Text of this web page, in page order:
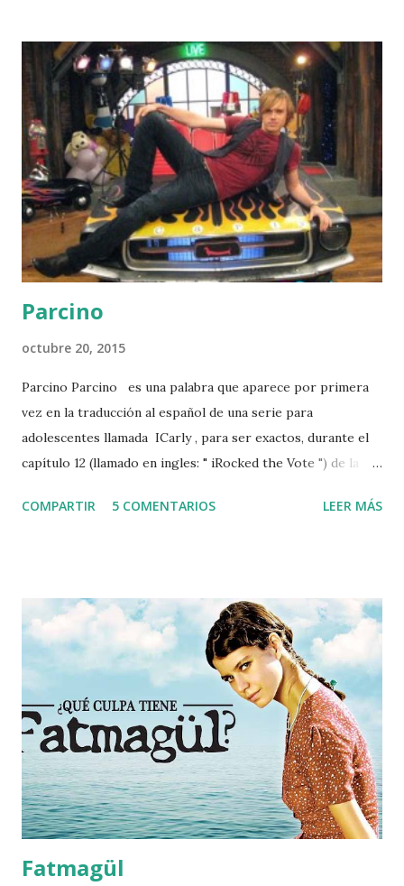
resultando en el conocido " klk ". Aunque su uso es
principalmente para saludarse entre amigos, en la
actualidad las siglas " KLK ", también se emplean para
remarcar la falta de claridad de los argumentos de otra
persona: "¿ klk que dice ?". Otro significado de las siglas "
KLK " es cuando se usa como adjetivo, ejemplo " Klk José (y
el nombre de alguien) ", viene a ...
Parcino
octubre 20, 2015
Parcino Parcino es una palabra que aparece por primera
vez en la traducción al español de una serie para
adolescentes llamada ICarly , para ser exactos, durante el
capítulo 12 (llamado en ingles: " iRocked the Vote ") de la
Wade Collins ) llama a todos con una forma particular: "
significar. En el capítulo en ingles, Wade llama a todos "
HobKnocker ", cuya traducción se toma de la unión de las
dos palabras: " Hob " se traduce como encimera, esa parte
que se coloca encima de la cocina, para facilitar las labores
diarias (el tope), nombre homónimo recibe el aparador que
se coloca encima de la cocina para guardar enseres,
igualmente se le conoce al sistema metálico que se coloca
sobre las ...
COMPARTIR 5 COMENTARIOS LEER MÁS
Fatmagül